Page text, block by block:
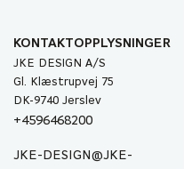
KONTAKTOPPLYSNINGER
JKE DESIGN A/S
Gl. Klæstrupvej 75
DK-9740 Jerslev
+4596468200
JKE-DESIGN@JKE-